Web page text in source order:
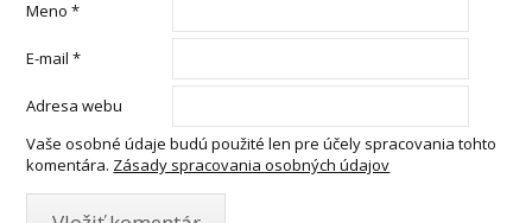
Meno*
E-mail*
Adresa webu
Vaše osobné údaje budú použité len pre účely spracovania tohto
komentára. Zásady spracovania osobných údajov